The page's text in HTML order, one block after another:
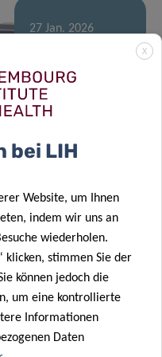
27 Jan. 2026
Aktion für
personalisierte
Krebsmedizin
Priming und
Umstrukturierung
der
Immunlandschaft
bei
Hirntumoren
X
bei LIH
Website, um Ihnen
indem wir uns an
wiederholen.
klicken, stimmen Sie der
können jedoch die
um eine kontrollierte
Informationen
Daten